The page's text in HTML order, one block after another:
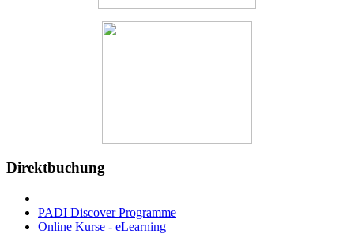
Direktbuchung
PADI Discover Programme
Online Kurse - eLearning